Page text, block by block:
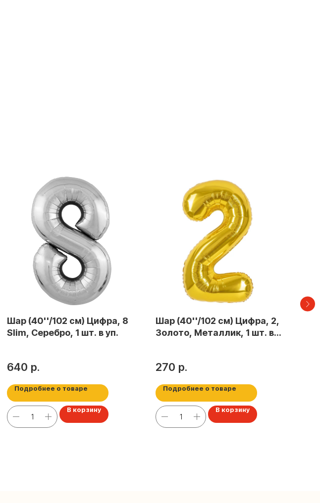
Шар (40''/102 см) Цифра, 8
Slim, Серебро, 1 шт. в уп.
640 р.
Подробнее о товаре
В корзину
Шар (40''/102 см) Цифра, 2,
Золото, Металлик, 1 шт. в
270 р.
Подробнее о товаре
В корзину